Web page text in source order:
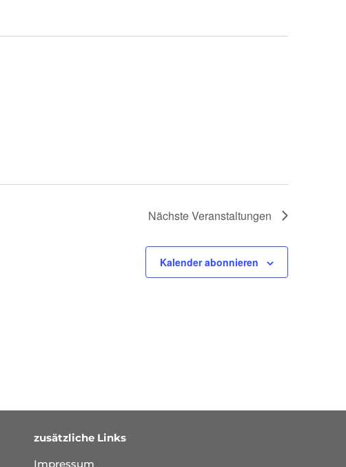
NächsteVeranstaltungen
Kalender abonnieren
zusätzliche Links
Impressum